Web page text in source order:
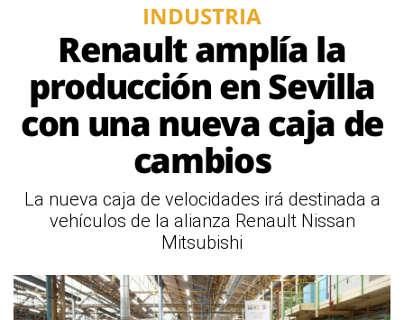
INDUSTRIA
Renault amplía la
producción en Sevilla
con una nueva caja de
cambios
La nueva caja de velocidades irá destinada a
vehículos de la alianza Renault Nissan
Mitsubishi